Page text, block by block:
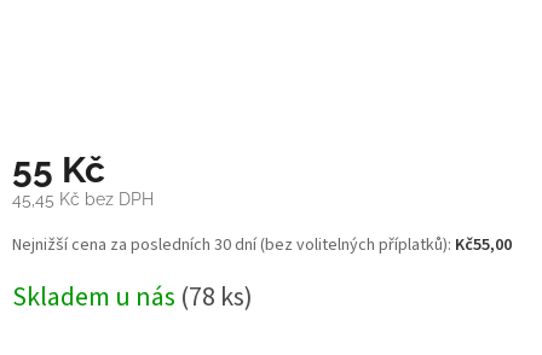
55 Kč
45,45 Kč bez DPH
Měrná
cena:
Nejnižší cena za posledních 30 dní (bez volitelných příplatků): Kč55,00
Skladem u nás (78 ks)